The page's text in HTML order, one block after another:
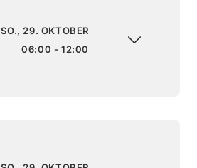
SO., 29. OKTOBER
06:00 - 12:00